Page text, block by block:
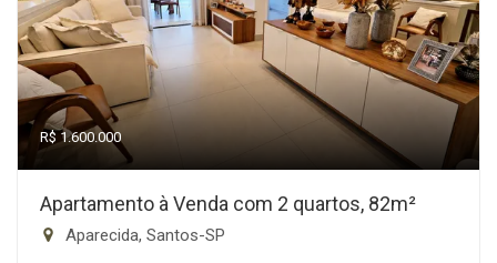
R$ 1.600.000
Apartamento à Venda com 2 quartos, 82m²
Aparecida, Santos-SP